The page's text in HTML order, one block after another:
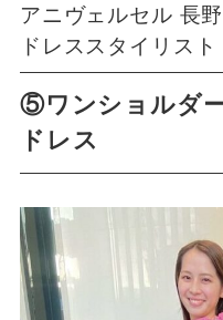
アニヴェルセル 長野
ドレススタイリス
⑤ワンショルダ
ドレス